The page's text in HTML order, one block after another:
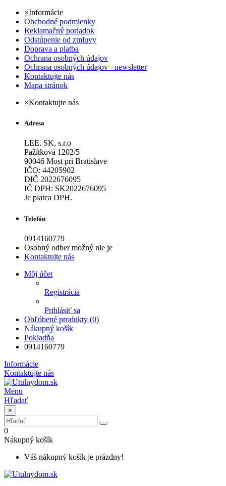
×Informácie
Obchodné podmienky
Reklamačný poriadok
Odstúpenie od zmluvy
Doprava a platba
Ochrana osobných údajov
Ochrana osobných údajov - newsletter
Kontaktujte nás
Mapa stránok
×Kontaktujte nás
Adresa
LEE. SK, s.r.o
Pažítková 1202/5
90046 Most pri Bratislave
IČO: 44205902
DIČ 2022676095
IČ DPH: SK2022676095
Je platca DPH.
Telefón
0914160779
Osobný odber možný nie je
Kontaktujte nás
Môj účet
Registrácia
Prihlásiť sa
Obľúbené produkty (0)
Nákupný košík
Pokladňa
0914160779
Informácie
Kontaktujte nás
Menu
Hľadať
×
0
Nákupný košík
Váš nákupný košík je prázdny!